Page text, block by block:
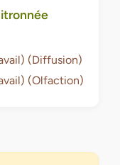
(Diffusion)
(Olfaction)